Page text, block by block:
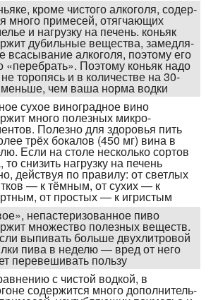
кроме чистого алкоголя, содер­
много примесей, отягчающих
и нагрузку на печень. коньяк
дубильные вещества, замедля­
всасы­вание алкоголя, поэтому его
«перебрать». Поэтому коньяк надо
торопясь и в количестве на 30-
чем ваша норма водки
сухое вино­градное вино
много полезных микро­
Полезно для здоровья пить
трёх бокалов (450 мг) вина в
Если на столе несколько сортов
то снизить нагрузку на печень
действуя по правилу: от светлых
— к тёмным, от сухих — к
от простых — к игристым
непасте­ризован­ное пиво
множество полезных веществ.
выпивать больше двух­литровой
пива в неделю — вред от него
пере­вешивать пользу
с чистой водкой, в
содержится много допол­нитель­